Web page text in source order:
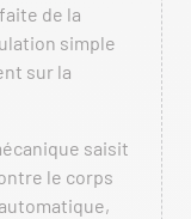
de la
simple
sur la
saisit
le corps